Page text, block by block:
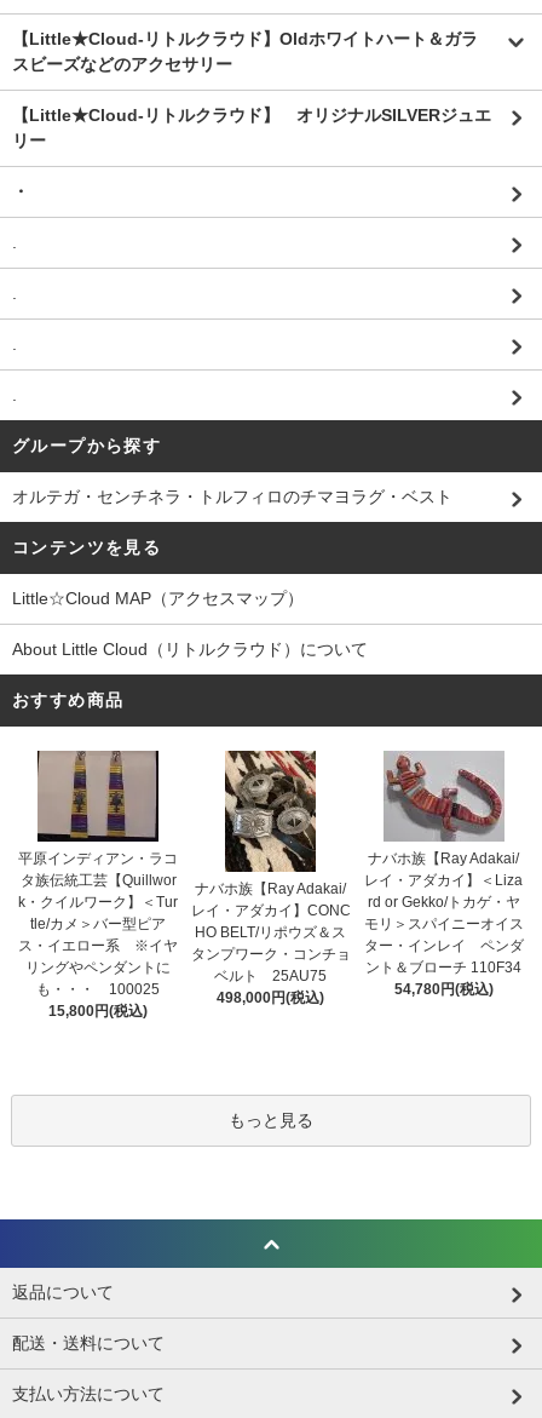
【Little★Cloud-リトルクラウド】Oldホワイトハート＆ガラ
スビーズなどのアクセサリー
【Little★Cloud-リトルクラウド】 オリジナルSILVERジュエ
リー
・
.
.
.
.
グループから探す
オルテガ・センチネラ・トルフィロのチマヨラグ・ベスト
コンテンツを見る
Little☆Cloud MAP（アクセスマップ）
About Little Cloud（リトルクラウド）について
おすすめ商品
平原インディアン・ラコ
タ族伝統工芸【Quillwor
k・クイルワーク】＜Tur
tle/カメ＞バー型ピア
ス・イエロー系 ※イヤ
リングやペンダントに
も・・・ 100025
15,800円(税込)
ナバホ族【Ray Adakai/
レイ・アダカイ】CONC
HO BELT/リポウズ＆ス
タンプワーク・コンチョ
ベルト 25AU75
498,000円(税込)
ナバホ族【Ray Adakai/
レイ・アダカイ】＜Liza
rd or Gekko/トカゲ・ヤ
モリ＞スパイニーオイス
ター・インレイ ペンダ
ント＆ブローチ 110F34
54,780円(税込)
もっと見る
返品について
配送・送料について
支払い方法について